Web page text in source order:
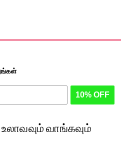
10% OFF
வாங்கவும்